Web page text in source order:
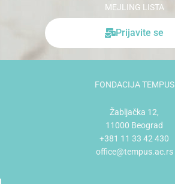
MEJLING LISTA
Prijavite se
FONDACIJA TEMPUS
Žabljačka 12,
11000 Beograd
+381 11 33 42 430
office@tempus.ac.rs